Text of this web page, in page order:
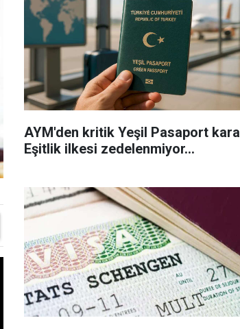
AYM'den kritik Yeşil Pasaport
Eşitlik ilkesi zedelenmiyor...